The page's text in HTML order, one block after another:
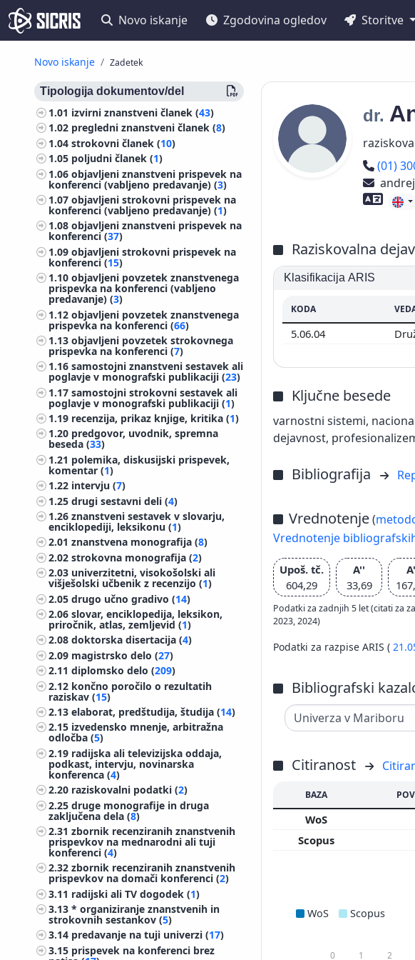
Novo iskanje Zgodovina ogledov Storitve
Novo iskanje Zadetek
Tipologija dokumentov/del
1.01 izvirni znanstveni članek (43)
1.02 pregledni znanstveni članek (8)
1.04strokovni članek (10)
1.05 poljudni članek (1)
1.06objavljeni znanstveni prispevek na
konferenci (vabljeno predavanje) (3)
1.07objavljeni strokovni prispevek na
konferenci (vabljeno predavanje) (1)
1.08objavljeni znanstveni prispevek na
konferenci (37)
1.09objavljeni strokovni prispevek na
konferenci (15)
1.10objavljeni povzetek znanstvenega
prispevka na konferenci (vabljeno
predavanje) (3)
1.12objavljeni povzetek znanstvenega
prispevka na konferenci (66)
1.13objavljeni povzetek strokovnega
prispevka na konferenci (7)
1.16samostojni znanstveni sestavek ali
poglavje v monografski publikaciji (23)
1.17samostojni strokovni sestavek ali
poglavje v monografski publikaciji (1)
1.19 recenzija, prikaz knjige, kritika (1)
1.20 predgovor, uvodnik, spremna
beseda (33)
1.21 polemika, diskusijski prispevek,
komentar (1)
1.22 intervju (7)
1.25drugi sestavni deli (4)
1.26znanstveni sestavek v slovarju,
enciklopediji, leksikonu (1)
2.01znanstvena monografija (8)
2.02strokovna monografija (2)
2.03 univerzitetni, visokošolski ali
višješolski učbenik z recenzijo (1)
2.05drugo učno gradivo (14)
2.06slovar, enciklopedija, leksikon,
priročnik, atlas, zemljevid (1)
2.08doktorska disertacija (4)
2.09 magistrsko delo (27)
2.11diplomsko delo (209)
2.12 končno poročilo o rezultatih
raziskav (15)
2.13elaborat, predštudija, študija (14)
2.15 izvedensko mnenje, arbitražna
odločba (5)
2.19 radijska ali televizijska oddaja,
podkast, intervju, novinarska
konferenca (4)
2.20 raziskovalni podatki (2)
2.25druge monografije in druga
zaključena dela (8)
2.31zbornik recenziranih znanstvenih
prispevkov na mednarodni ali tuji
konferenci (4)
2.32zbornik recenziranih znanstvenih
prispevkov na domači konferenci (2)
3.11 radijski ali TV dogodek (1)
3.13* organiziranje znanstvenih in
strokovnih sestankov (5)
3.14 predavanje na tuji univerzi (17)
3.15 prispevek na konferenci brez
dr.
(01)
Raziskovalna
Klasifikacija ARIS
KODA
5.06.04
Ključne besede
varnostni sistemi,
dejavnost,
Bibliografija
Vrednotenje(
Vrednotenje
Upoš. tč.
604,29
A''
33,69
A'
Podatki za zadnjih 5 let (citati za
2023, 2024)
Podatki za razpise ARIS (
Bibliografski
Citiranost
BAZA
WoS
Scopus
WoS Scopus
0 1 2